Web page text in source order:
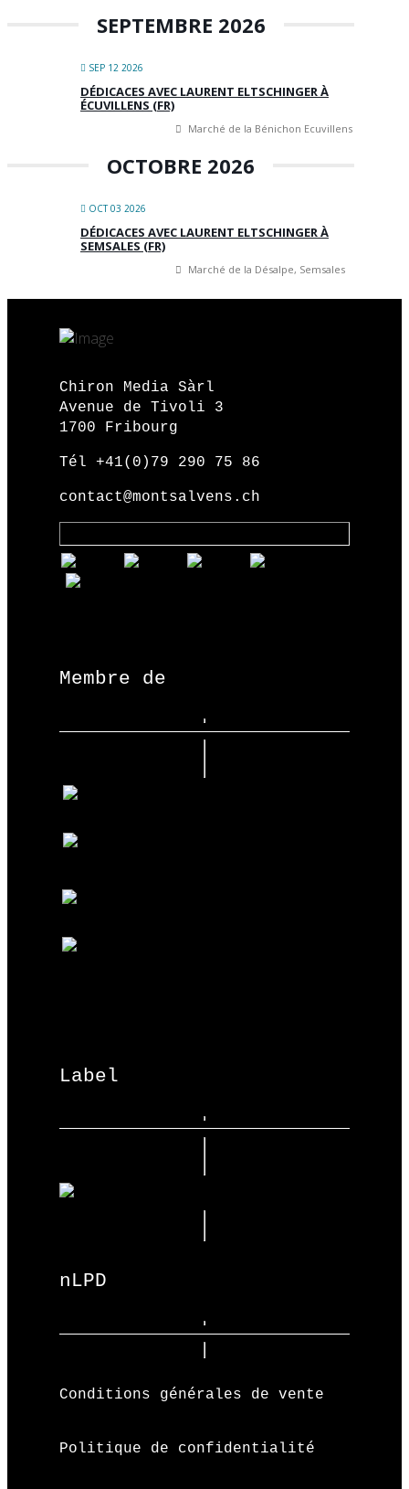
SEPTEMBRE 2026
SEP 12 2026
DÉDICACES AVEC LAURENT ELTSCHINGER À
ÉCUVILLENS (FR)
Marché de la Bénichon Ecuvillens
OCTOBRE 2026
OCT 03 2026
DÉDICACES AVEC LAURENT ELTSCHINGER À
SEMSALES (FR)
Marché de la Désalpe, Semsales
Chiron Media Sàrl
Avenue de Tivoli 3
1700 Fribourg
Tél +41(0)79 290 75 86
contact@montsalvens.ch
Membre de
Label
nLPD
Conditions générales de vente
Politique de confidentialité